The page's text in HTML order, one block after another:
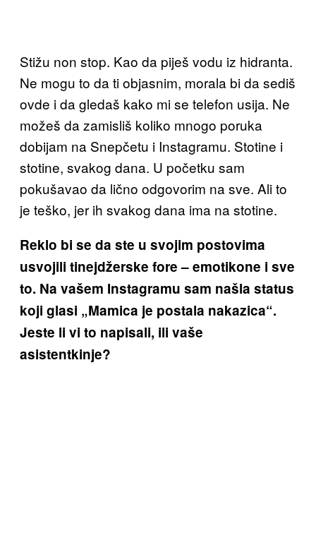
Stižu non stop. Kao da piješ vodu iz hidranta.
Ne mogu to da ti objasnim, morala bi da sediš
ovde i da gledaš kako mi se telefon usija. Ne
možeš da zamisliš koliko mnogo poruka
dobijam na Snepčetu i Instagramu. Stotine i
stotine, svakog dana. U početku sam
pokušavao da lično odgovorim na sve. Ali to
je teško, jer ih svakog dana ima na stotine.
Reklo bi se da ste u svojim postovima
usvojili tinejdžerske fore – emotikone i sve
to. Na vašem Instagramu sam našla status
koji glasi „Mamica je postala nakazica“.
Jeste li vi to napisali, ili vaše
asistentkinje?